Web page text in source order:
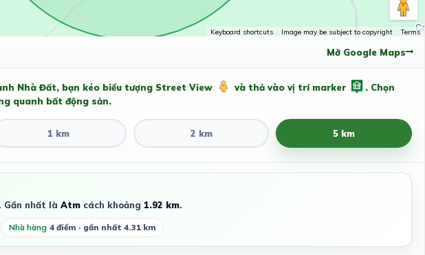
Keyboard shortcuts Image may be subject to copyright Terms
Mở Google Maps
Nhà Đất, bạn kéo biểu tượng Street View và thả vào vị trí marker
. Chọn
quanh bất động sản.
1 km 2 km 5 km
nhất là Atmcách khoảng 1.92 km.
Nhà hàng 4 điểm · gần nhất 4.31 km